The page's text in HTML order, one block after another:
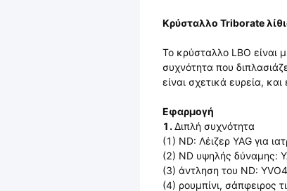
Κρύσταλλο Triborate
Το κρύσταλλο LBO είναι
συχνότητα που
είναι σχετικά ευρεία,
Εφαρμογή
1.Διπλή συχνότητα
(1) ND: Λέιζερ YAG για
(2) ND υψηλής δύναμης:
(3) άντληση του ND:
(4) ρουμπίνι, σάπφειρος